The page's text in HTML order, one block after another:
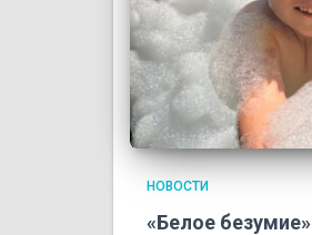
НОВОСТИ
«Белое безумие»